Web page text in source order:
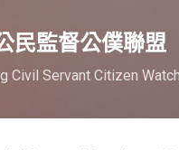
民監督公僕聯盟
Civil Servant Citizen Watch